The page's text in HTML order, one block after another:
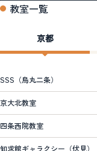
教室一覧
京都
SSS（烏丸二条）
京大北教室
四条西院教室
知求館ギャラクシー（伏見）